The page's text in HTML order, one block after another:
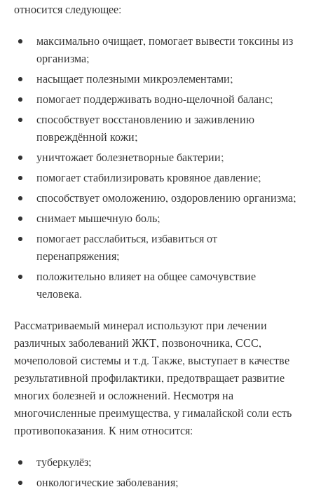
относится следующее:
максимально очищает, помогает вывести токсины из
организма;
насыщает полезными микроэлементами;
помогает поддерживать водно-щелочной баланс;
способствует восстановлению и заживлению
повреждённой кожи;
уничтожает болезнетворные бактерии;
помогает стабилизировать кровяное давление;
способствует омоложению, оздоровлению организма;
снимает мышечную боль;
помогает расслабиться, избавиться от
перенапряжения;
положительно влияет на общее самочувствие
человека.
Рассматриваемый минерал используют при лечении
различных заболеваний ЖКТ, позвоночника, ССС,
мочеполовой системы и т.д. Также, выступает в качестве
результативной профилактики, предотвращает развитие
многих болезней и осложнений. Несмотря на
многочисленные преимущества, у гималайской соли есть
противопоказания. К ним относится:
туберкулёз;
онкологические заболевания;